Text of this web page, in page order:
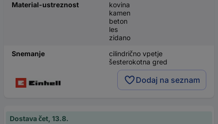
Material-ustreznost
kovina
kamen
beton
les
zidano
Snemanje
cilindrično vpetje
šesterokotna gred
Dodaj na seznam
Dostava čet, 13.8.